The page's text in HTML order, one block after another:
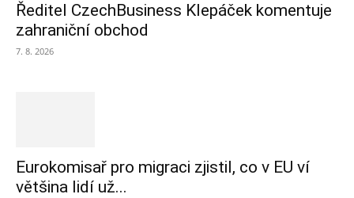
Ředitel CzechBusiness Klepáček komentuje
zahraniční obchod
7. 8. 2026
Eurokomisař pro migraci zjistil, co v EU ví
většina lidí už...